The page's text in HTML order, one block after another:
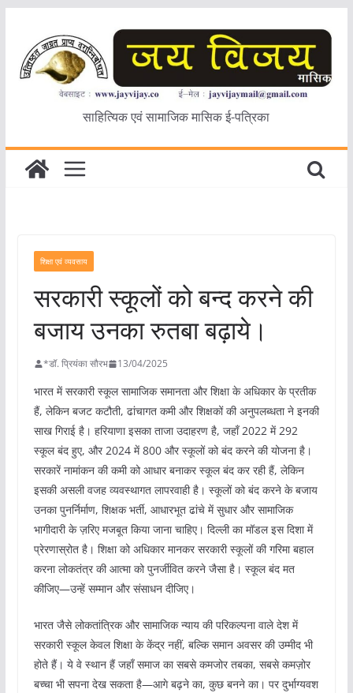
content
साहित्यिक एवं सामाजिक मासिक ई-पत्रिका
शिक्षा एवं व्यवसाय
सरकारी स्कूलों को बन्द करने की
बजाय उनका रुतबा बढ़ाये।
*डॉ. प्रियंका सौरभ 13/04/2025
भारत में सरकारी स्कूल सामाजिक समानता और शिक्षा के अधिकार के प्रतीक
हैं, लेकिन बजट कटौती, ढांचागत कमी और शिक्षकों की अनुपलब्धता ने इनकी
साख गिराई है। हरियाणा इसका ताजा उदाहरण है, जहाँ 2022 में 292
स्कूल बंद हुए, और 2024 में 800 और स्कूलों को बंद करने की योजना है।
सरकारें नामांकन की कमी को आधार बनाकर स्कूल बंद कर रही हैं, लेकिन
इसकी असली वजह व्यवस्थागत लापरवाही है। स्कूलों को बंद करने के बजाय
उनका पुनर्निर्माण, शिक्षक भर्ती, आधारभूत ढांचे में सुधार और सामाजिक
भागीदारी के ज़रिए मजबूत किया जाना चाहिए। दिल्ली का मॉडल इस दिशा में
प्रेरणास्रोत है। शिक्षा को अधिकार मानकर सरकारी स्कूलों की गरिमा बहाल
करना लोकतंत्र की आत्मा को पुनर्जीवित करने जैसा है। स्कूल बंद मत
कीजिए—उन्हें सम्मान और संसाधन दीजिए।
भारत जैसे लोकतांत्रिक और सामाजिक न्याय की परिकल्पना वाले देश में
सरकारी स्कूल केवल शिक्षा के केंद्र नहीं, बल्कि समान अवसर की उम्मीद भी
होते हैं। ये वे स्थान हैं जहाँ समाज का सबसे कमजोर तबका, सबसे कमज़ोर
बच्चा भी सपना देख सकता है—आगे बढ़ने का, कुछ बनने का। पर दुर्भाग्यवश